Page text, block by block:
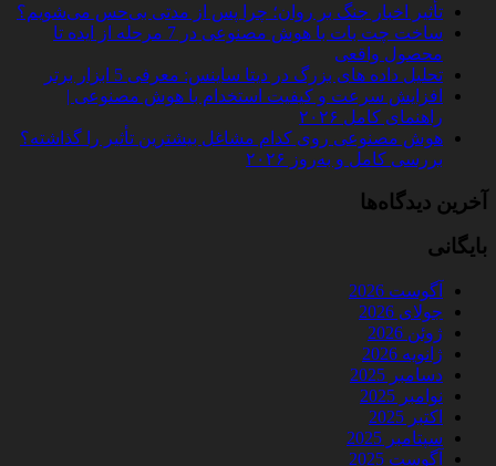
تأثیر اخبار جنگ بر روان؛ چرا پس از مدتی بی‌حس می‌شویم؟
ساخت چت‌ بات با هوش مصنوعی در 7 مرحله از ایده تا
محصول واقعی
تحلیل داده‌ های بزرگ در دیتا ساینس: معرفی 5 ابزار برتر
افزایش سرعت و کیفیت استخدام با هوش مصنوعی |
راهنمای کامل ۲۰۲۶
هوش مصنوعی روی کدام مشاغل بیشترین تأثیر را گذاشته؟
بررسی کامل و به‌روز ۲۰۲۶
آخرین دیدگاه‌ها
بایگانی
آگوست 2026
جولای 2026
ژوئن 2026
ژانویه 2026
دسامبر 2025
نوامبر 2025
اکتبر 2025
سپتامبر 2025
آگوست 2025